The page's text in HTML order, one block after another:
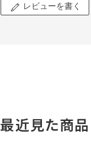
レビューを書く
最近見た商品